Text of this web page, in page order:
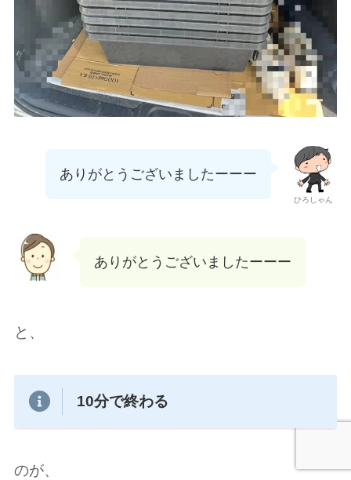
ひろしゃん
ありがとうございましたーーー
ありがとうございましたーーー
と、
10分で終わる
のが、